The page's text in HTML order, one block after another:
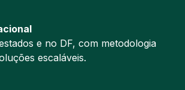
e no DF, com metodologia
escaláveis.